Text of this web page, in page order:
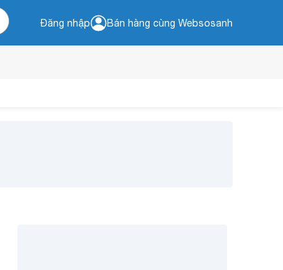
Đăng nhập Bán hàng cùng Websosanh